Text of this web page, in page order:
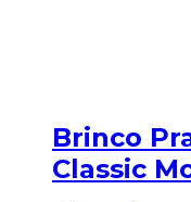
Brinco
Classic